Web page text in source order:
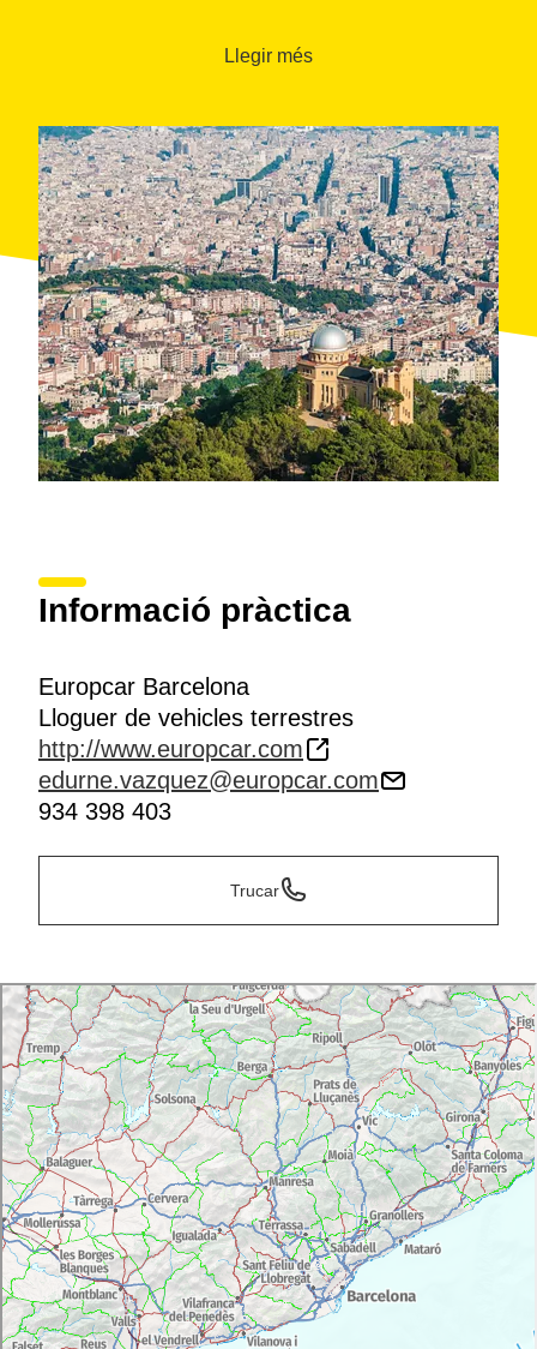
Barcelona i rodalia, l'empresa disposa d'un servei de
(furgonetes i camions) per a unlloguer a curt i a
llarg terminii modular, disponibles fins a 24 mesos. I
amb l'assessorament d'experts.
Llegir més
Informació pràctica
Europcar Barcelona
Lloguer de vehicles terrestres
http://www.europcar.com
edurne.vazquez@europcar.com
934 398 403
Trucar